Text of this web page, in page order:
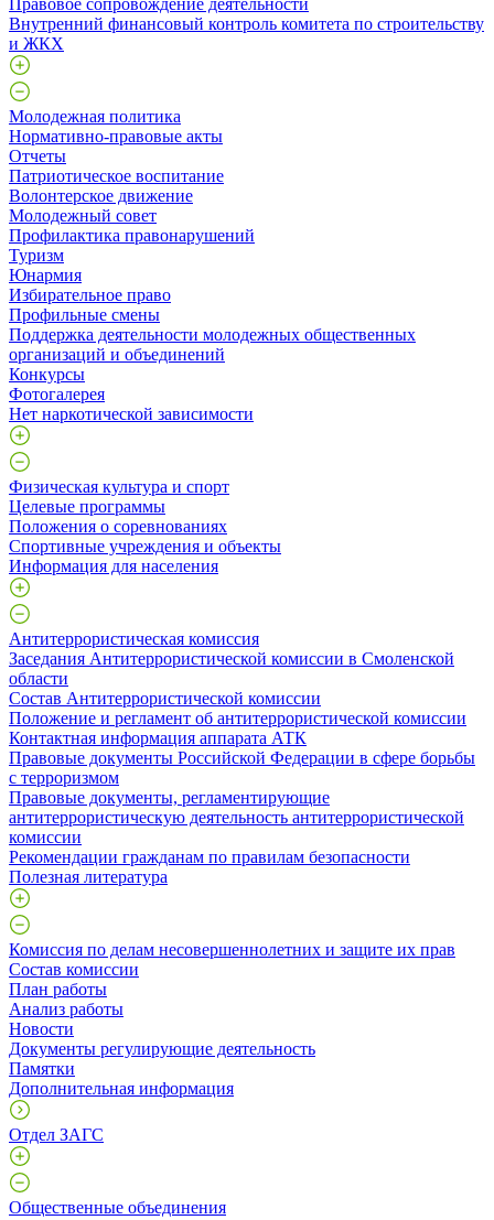
Внутренний финансовый контроль комитета по строительству
и ЖКХ
Молодежная политика
Нормативно-правовые акты
Отчеты
Патриотическое воспитание
Волонтерское движение
Молодежный совет
Профилактика правонарушений
Туризм
Юнармия
Избирательное право
Профильные смены
Поддержка деятельности молодежных общественных
организаций и объединений
Конкурсы
Фотогалерея
Нет наркотической зависимости
Физическая культура и спорт
Целевые программы
Положения о соревнованиях
Спортивные учреждения и объекты
Информация для населения
Антитеррористическая комиссия
Заседания Антитеррористической комиссии в Смоленской
области
Состав Антитеррористической комиссии
Положение и регламент об антитеррористической комиссии
Контактная информация аппарата АТК
Правовые документы Российской Федерации в сфере борьбы
с терроризмом
Правовые документы, регламентирующие
антитеррористическую деятельность антитеррористической
комиссии
Рекомендации гражданам по правилам безопасности
Полезная литература
Комиссия по делам несовершеннолетних и защите их прав
Состав комиссии
План работы
Анализ работы
Новости
Документы регулирующие деятельность
Памятки
Дополнительная информация
Отдел ЗАГС
Общественные объединения